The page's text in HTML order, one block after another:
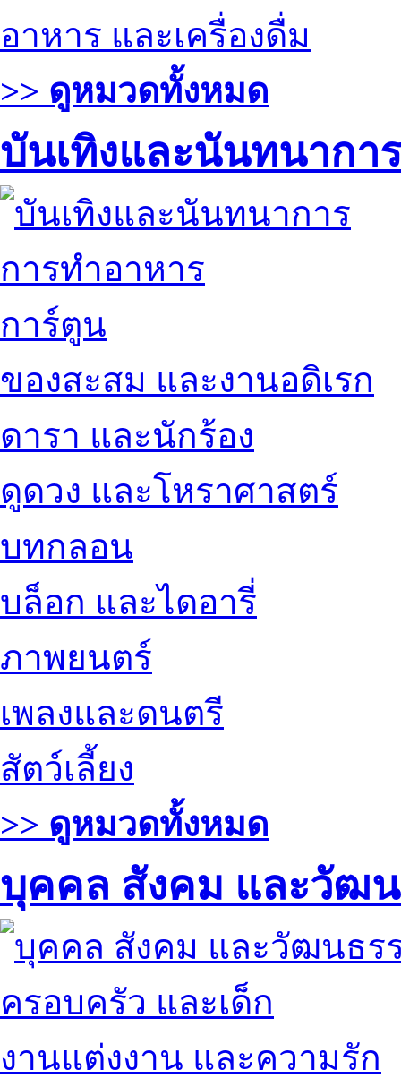
อาหาร และเครื่องดื่ม
>> ดูหมวดทั้งหมด
บันเทิงและนันทนาการ
การทำอาหาร
การ์ตูน
ของสะสม และงานอดิเรก
ดารา และนักร้อง
ดูดวง และโหราศาสตร์
บทกลอน
บล็อก และไดอารี่
ภาพยนตร์
เพลงและดนตรี
สัตว์เลี้ยง
>> ดูหมวดทั้งหมด
บุคคล สังคม และวัฒ
ครอบครัว และเด็ก
งานแต่งงาน และความรัก